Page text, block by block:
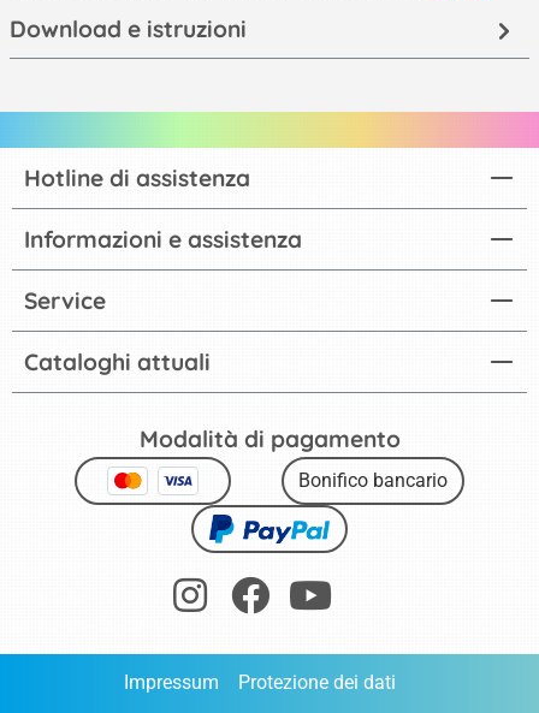
Download e istruzioni
Cataloghi attuali
Hotline di assistenza
Informazioni e assistenza
Service
Modalità di pagamento
Bonifico bancario
Impressum
Protezione dei dati